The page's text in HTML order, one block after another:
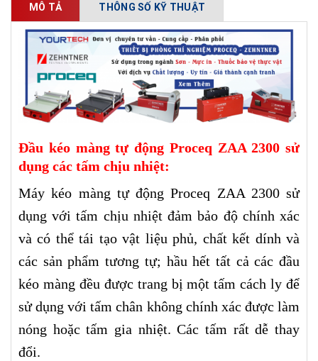
MÔ TẢ THÔNG SỐ KỸ THUẬT
Đầu kéo màng tự động Proceq ZAA 2300 sử
dụng các tấm chịu nhiệt:
Máy kéo màng tự động Proceq ZAA 2300 sử
dụng với tấm chịu nhiệt đảm bảo độ chính xác
và có thể tái tạo vật liệu phủ, chất kết dính và
các sản phẩm tương tự; hầu hết tất cả các đầu
kéo màng đều được trang bị một tấm cách ly để
sử dụng với tấm chân không chính xác được làm
nóng hoặc tấm gia nhiệt. Các tấm rất dễ thay
đổi.